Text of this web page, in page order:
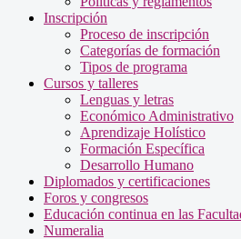
Inscripción
Proceso de inscripción
Categorías de formación
Tipos de programa
Cursos y talleres
Lenguas y letras
Económico Administrativo
Aprendizaje Holístico
Formación Específica
Desarrollo Humano
Diplomados y certificaciones
Foros y congresos
Educación continua en las
Numeralia